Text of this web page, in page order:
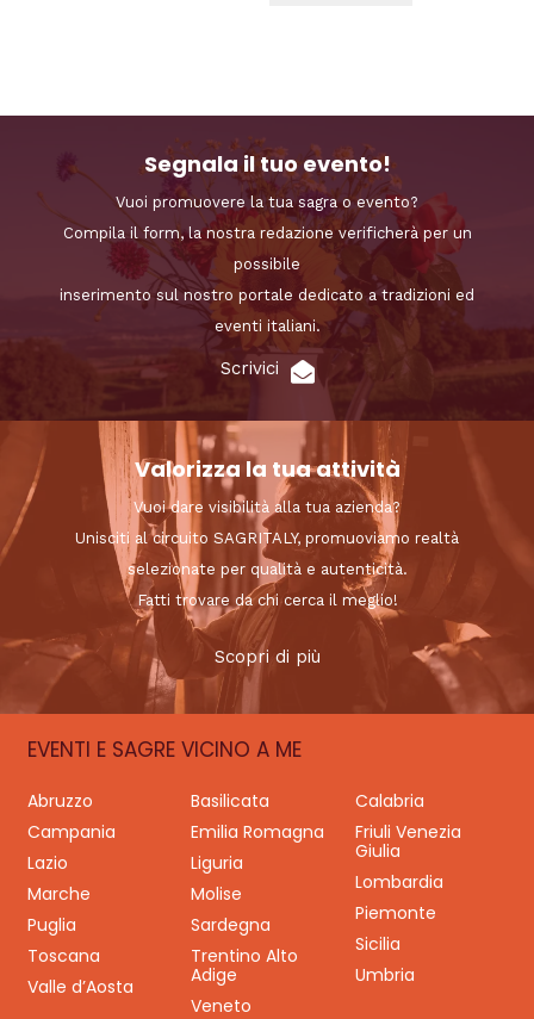
Segnala il tuo evento!
Vuoi promuovere la tua sagra o evento?
Compila il form, la nostra redazione verificherà per un
possibile
inserimento sul nostro portale dedicato a tradizioni ed
eventi italiani.
Scrivici
Valorizza la tua attività
Vuoi dare visibilità alla tua azienda?
Unisciti al circuito SAGRITALY, promuoviamo realtà
selezionate per qualità e autenticità.
Fatti trovare da chi cerca il meglio!
Scopri di più
EVENTI E SAGRE VICINO A ME
Abruzzo Basilicata
Calabria
Campania
Emilia Romagna
Friuli Venezia
Giulia
Lazio
Liguria
Lombardia
Marche
Molise
Piemonte
Puglia
Sardegna
Sicilia
Toscana
Trentino Alto
Adige
Umbria
Valle d’Aosta
Veneto